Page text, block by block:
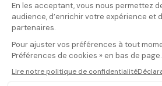
Il faut vous connecter pour
publier un avis